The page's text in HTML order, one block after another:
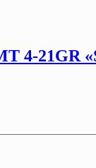
4-21GR